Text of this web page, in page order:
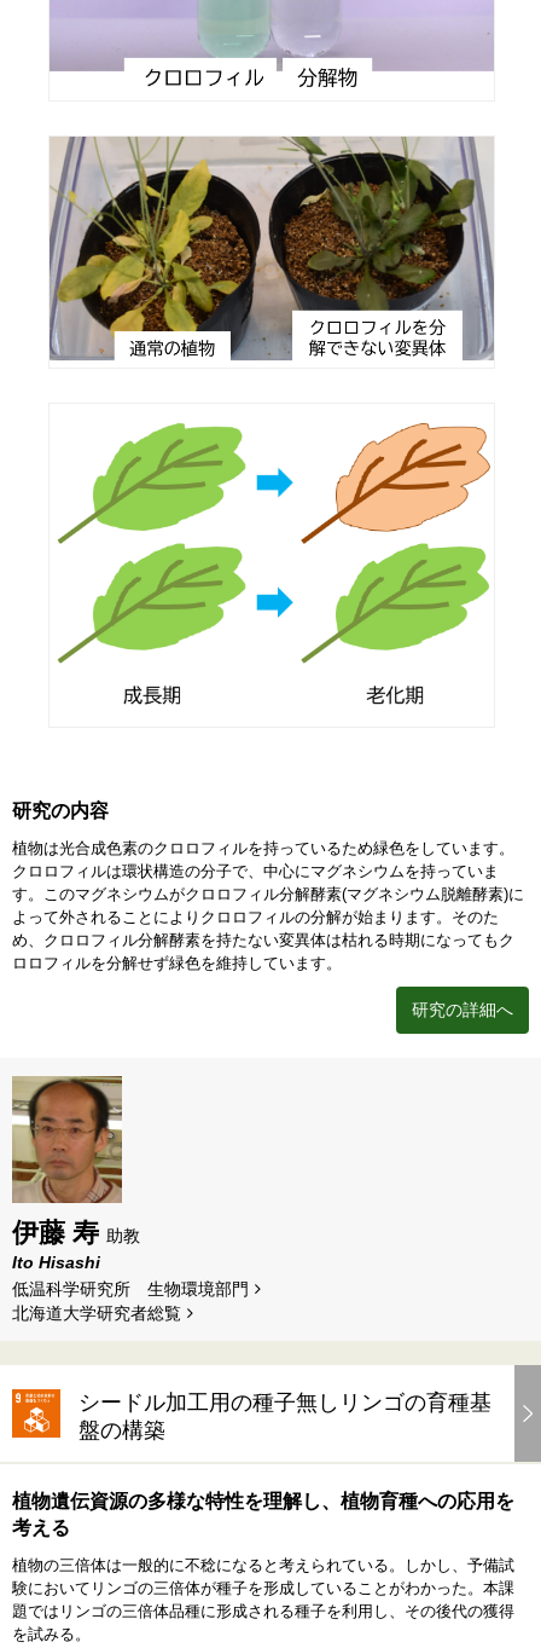
研究の内容
植物は光合成色素のクロロフィルを持っているため緑色をしています。
クロロフィルは環状構造の分子で、中心にマグネシウムを持っていま
す。このマグネシウムがクロロフィル分解酵素(マグネシウム脱離酵素)に
よって外されることによりクロロフィルの分解が始まります。そのた
め、クロロフィル分解酵素を持たない変異体は枯れる時期になってもク
ロロフィルを分解せず緑色を維持しています。
研究の詳細へ
伊藤 寿 助教
Ito Hisashi
低温科学研究所 生物環境部門
北海道⼤学研究者総覧
シードル加工用の種子無しリンゴの育種基
盤の構築
植物遺伝資源の多様な特性を理解し、植物育種への応用を
考える
植物の三倍体は一般的に不稔になると考えられている。しかし、予備試
験においてリンゴの三倍体が種子を形成していることがわかった。本課
題ではリンゴの三倍体品種に形成される種子を利用し、その後代の獲得
を試みる。